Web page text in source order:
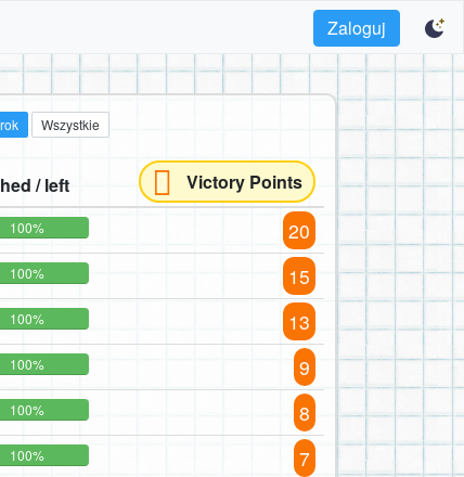
Zaloguj
Wszystkie
/ left
Victory Points
100% 20
100% 15
100% 13
100% 9
100% 8
100% 7